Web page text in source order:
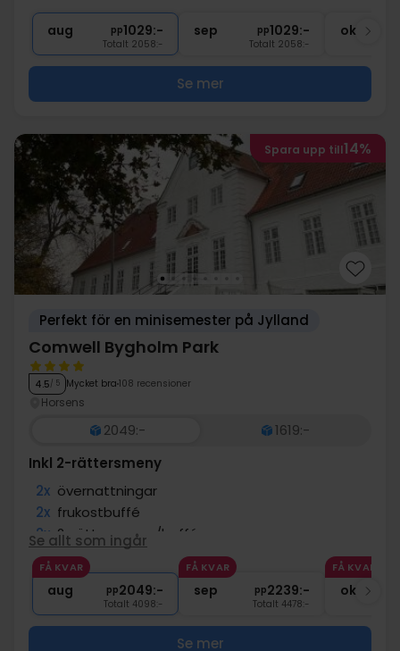
∞ Gratis parkering
aug pp1029:-
Totalt 2058:-
sep pp1029:-
Totalt 2058:-
okt
Se mer
Spara upp till14%
Perfekt för en minisemester på Jylland
Comwell Bygholm Park
4.5/ 5 Mycket bra 108 recensioner
Horsens
2049:-
1619:-
Inkl 2-rättersmeny
2x övernattningar
2x frukostbuffé
2x 2-rättersmeny/buffé
2x kaffe att ta med
∞ Gratis parkering
Se allt som ingår
FÅ KVAR
aug pp2049:-
Totalt 4098:-
FÅ KVAR
sep pp2239:-
Totalt 4478:-
FÅ KVAR
okt
Se mer